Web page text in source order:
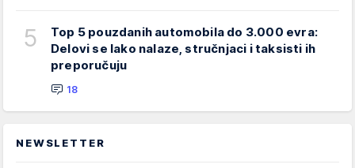
5
Top 5 pouzdanih automobila do 3.000 evra:
Delovi se lako nalaze, stručnjaci i taksisti ih
preporučuju
18
NEWSLETTER